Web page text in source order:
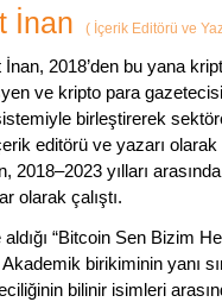
İnan ( İçerik Editörü ve
2018’den bu yana
ve kripto para
birleştirerek
editörü ve yazarı
2018–2023 yılları
olarak çalıştı.
“Bitcoin Sen Bizim
birikiminin yanı
bilinir isimleri